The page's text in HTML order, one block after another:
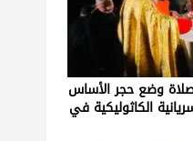
صلاة وضع حجر الأساس
الكاثوليكية في